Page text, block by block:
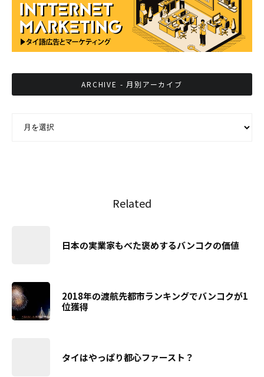
ARCHIVE - 月別アーカイブ
Related
日本の実業家もべた褒めするバンコクの価値
2018年の渡航先都市ランキングでバンコクが1
位獲得
タイはやっぱり都心ファースト？